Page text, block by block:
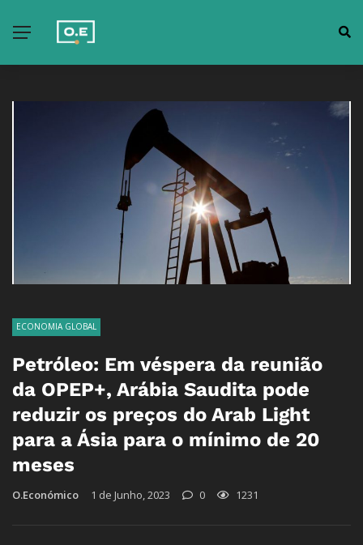
ECONOMIA GLOBAL
Petróleo: Em véspera da reunião
da OPEP+, Arábia Saudita pode
reduzir os preços do Arab Light
para a Ásia para o mínimo de 20
meses
O.Económico 1 de Junho, 2023 0 1231